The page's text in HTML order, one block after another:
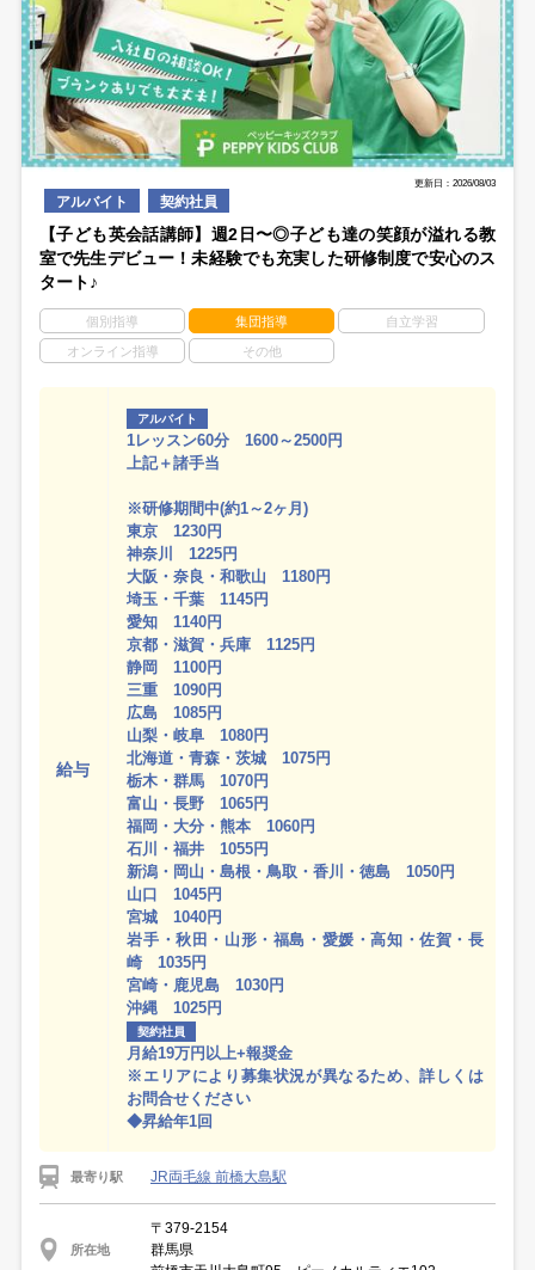
更新日：2026/08/03
アルバイト 契約社員
【子ども英会話講師】週2日〜◎子ども達の笑顔が溢れる教
室で先生デビュー！未経験でも充実した研修制度で安心のス
タート♪
個別指導 集団指導 自立学習
オンライン指導 その他
給与
アルバイト
1レッスン60分 1600～2500円
上記＋諸手当
※研修期間中(約1～2ヶ月)
東京 1230円
神奈川 1225円
大阪・奈良・和歌山 1180円
埼玉・千葉 1145円
愛知 1140円
京都・滋賀・兵庫 1125円
静岡 1100円
三重 1090円
広島 1085円
山梨・岐阜 1080円
北海道・青森・茨城 1075円
栃木・群馬 1070円
富山・長野 1065円
福岡・大分・熊本 1060円
石川・福井 1055円
新潟・岡山・島根・鳥取・香川・徳島 1050円
山口 1045円
宮城 1040円
岩手・秋田・山形・福島・愛媛・高知・佐賀・長
崎 1035円
宮崎・鹿児島 1030円
沖縄 1025円
契約社員
月給19万円以上+報奨金
※エリアにより募集状況が異なるため、詳しくは
お問合せください
◆昇給年1回
最寄り駅 JR両毛線 前橋大島駅
所在地
〒379-2154
群馬県